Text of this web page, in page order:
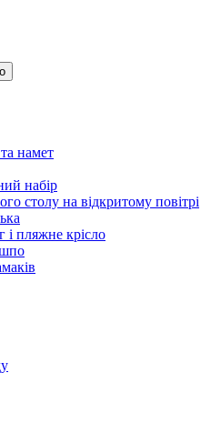
намет
набір
столу на відкритому повітрі
і пляжне крісло